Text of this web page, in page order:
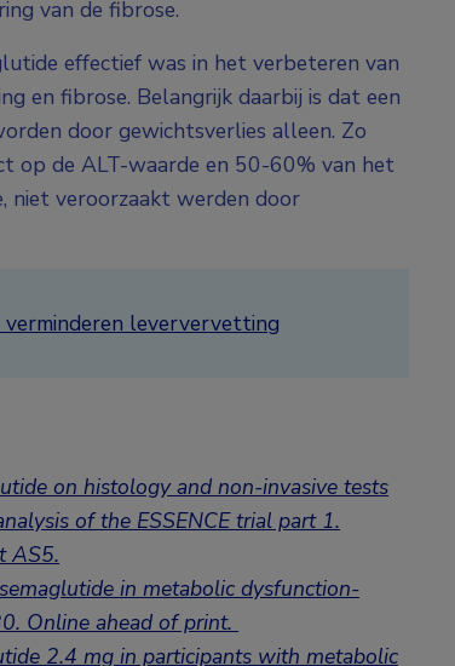
van de fibrose.
effectief was in het verbeteren van
en fibrose. Belangrijk daarbij is dat een
door gewichtsverlies alleen. Zo
op de ALT-waarde en 50-60% van het
niet veroorzaakt werden door
leververvetting
on histology and non-invasive tests
of the ESSENCE trial part 1.
AS5.
in metabolic dysfunction-
Online ahead of print.
2.4 mg in participants with metabolic